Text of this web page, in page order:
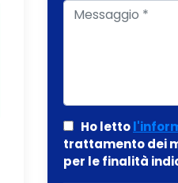
Ho letto
trattamento dei
per le finalità